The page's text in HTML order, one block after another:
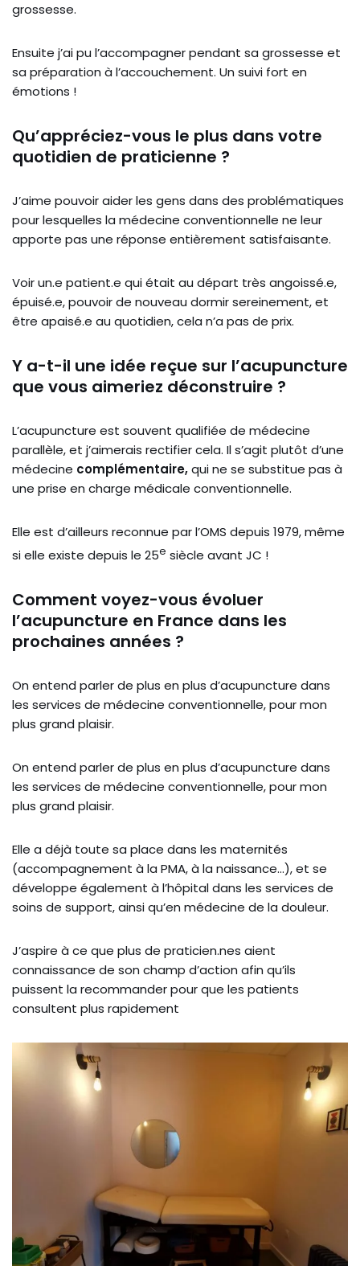
grossesse.
Ensuite j’ai pu l’accompagner pendant sa grossesse et
sa préparation à l’accouchement. Un suivi fort en
émotions !
Qu’appréciez-vous le plus dans votre
quotidien de praticienne ?
J’aime pouvoir aider les gens dans des problématiques
pour lesquelles la médecine conventionnelle ne leur
apporte pas une réponse entièrement satisfaisante.
Voir un.e patient.e qui était au départ très angoissé.e,
épuisé.e, pouvoir de nouveau dormir sereinement, et
être apaisé.e au quotidien, cela n’a pas de prix.
Y a-t-il une idée reçue sur l’acupuncture
que vous aimeriez déconstruire ?
L’acupuncture est souvent qualifiée de médecine
parallèle, et j’aimerais rectifier cela. Il s’agit plutôt d’une
médecine complémentaire,qui ne se substitue pas à
une prise en charge médicale conventionnelle.
Elle est d’ailleurs reconnue par l’OMS depuis 1979, même
si elle existe depuis le 25e siècle avant JC !
Comment voyez-vous évoluer
l’acupuncture en France dans les
prochaines années ?
On entend parler de plus en plus d’acupuncture dans
les services de médecine conventionnelle, pour mon
plus grand plaisir.
On entend parler de plus en plus d’acupuncture dans
les services de médecine conventionnelle, pour mon
plus grand plaisir.
Elle a déjà toute sa place dans les maternités
(accompagnement à la PMA, à la naissance…), et se
développe également à l’hôpital dans les services de
soins de support, ainsi qu’en médecine de la douleur.
J’aspire à ce que plus de praticien.nes aient
connaissance de son champ d’action afin qu’ils
puissent la recommander pour que les patients
consultent plus rapidement